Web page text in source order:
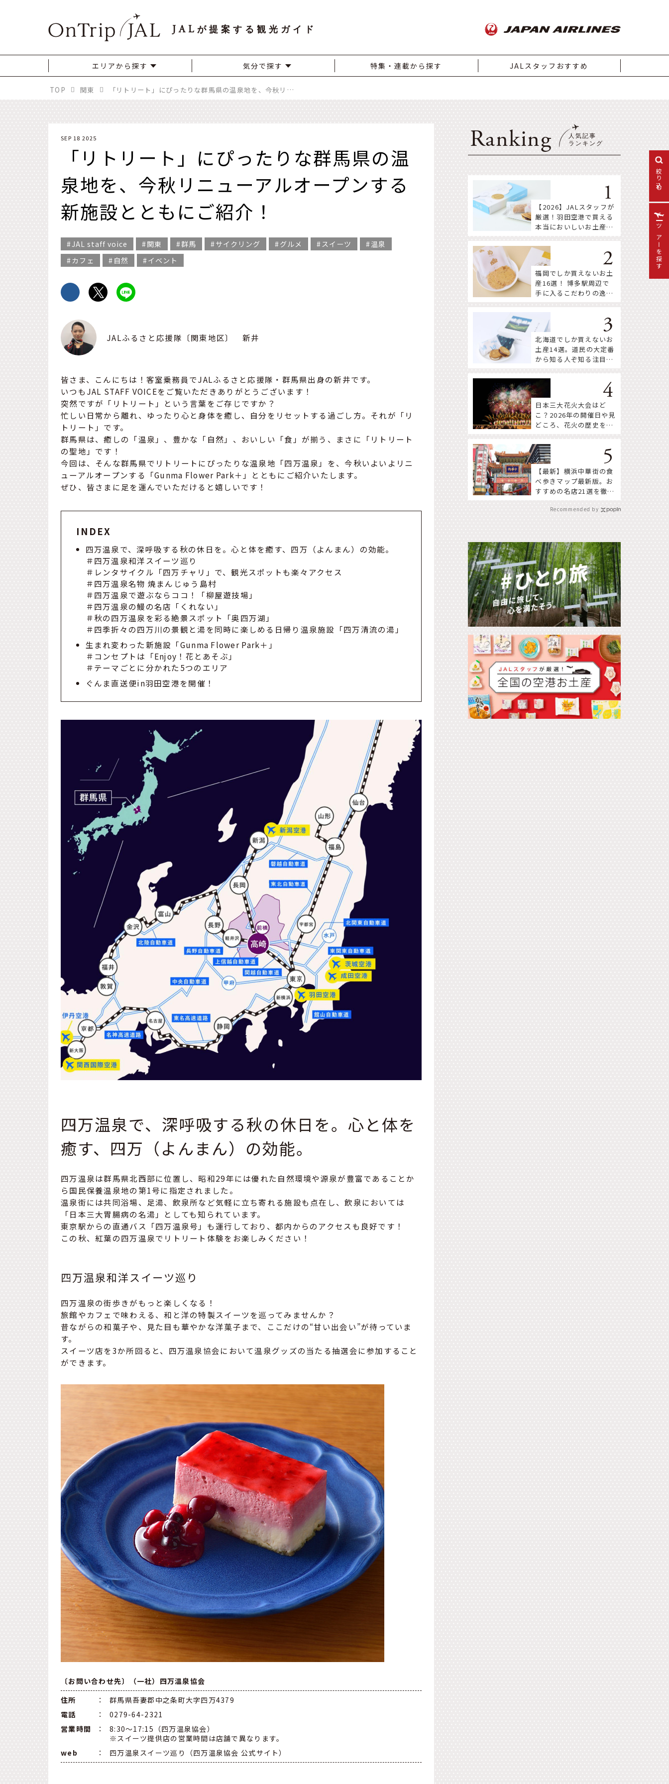
絞り込む
JAL が提案する観光ガイド
エリアから探す 気分で探す 特集・連載から探す JALスタッフおすすめ
TOP 関東 「リトリート」にぴったりな群馬県の温泉地を、今秋リニューアルオープンする新施設とともにご紹介！
SEP 18 2025
「リトリート」にぴったりな群馬県の温
泉地を、今秋リニューアルオープンする
新施設とともにご紹介！
JAL staff voice 関東 群馬 サイクリング グルメ スイーツ
温泉
カフェ
自然 イベント
JALふるさと応援隊〔関東地区〕 新井
皆さま、こんにちは！客室乗務員でJALふるさと応援隊・群馬県出身の新井です。
いつもJAL STAFF VOICEをご覧いただきありがとうございます！
突然ですが「リトリート」という言葉をご存じですか？
忙しい日常から離れ、ゆったり心と身体を癒し、自分をリセットする過ごし方。それが「リ
トリート」です。
群馬県は、癒しの「温泉」、豊かな「自然」、おいしい「食」が揃う、まさに「リトリート
の聖地」です！
今回は、そんな群馬県でリトリートにぴったりな温泉地「四万温泉」を、今秋いよいよリニ
ューアルオープンする「Gunma Flower Park＋」とともにご紹介いたします。
ぜひ、皆さまに足を運んでいただけると嬉しいです！
INDEX
四万温泉で、深呼吸する秋の休日を。心と体を癒す、四万（よんまん）の効能。
＃四万温泉和洋スイーツ巡り
＃レンタサイクル「四万チャリ」で、観光スポットも楽々アクセス
＃四万温泉名物 焼まんじゅう島村
＃四万温泉で遊ぶならココ！「柳屋遊技場」
＃四万温泉の鰻の名店「くれない」
＃秋の四万温泉を彩る絶景スポット「奥四万湖」
＃四季折々の四万川の景観と湯を同時に楽しめる日帰り温泉施設「四万清流の湯」
生まれ変わった新施設「Gunma Flower Park＋」
＃コンセプトは「Enjoy！花とあそぶ」
＃テーマごとに分かれた5つのエリア
ぐんま直送便in羽田空港を開催！
四万温泉で、深呼吸する秋の休日を。心と体を
癒す、四万（よんまん）の効能。
四万温泉は群馬県北西部に位置し、昭和29年には優れた自然環境や源泉が豊富であることか
ら国民保養温泉地の第1号に指定されました。
温泉街には共同浴場、足湯、飲泉所など気軽に立ち寄れる施設も点在し、飲泉においては
「日本三大胃腸病の名湯」としても知られています。
東京駅からの直通バス「四万温泉号」も運行しており、都内からのアクセスも良好です！
この秋、紅葉の四万温泉でリトリート体験をお楽しみください！
四万温泉和洋スイーツ巡り
四万温泉の街歩きがもっと楽しくなる！
旅館やカフェで味わえる、和と洋の特製スイーツを巡ってみませんか？
昔ながらの和菓子や、見た目も華やかな洋菓子まで、ここだけの“甘い出会い”が待っていま
す。
スイーツ店を3か所回ると、四万温泉協会において温泉グッズの当たる抽選会に参加すること
ができます。
〔お問い合わせ先〕（一社）四万温泉協会
住所
：
群馬県吾妻郡中之条町大字四万4379
電話
：
0279-64-2321
営業時間
：
8:30〜17:15（四万温泉協会）
※スイーツ提供店の営業時間は店舗で異なります。
web
： 四万温泉スイーツ巡り（四万温泉協会 公式サイト）
Ranking
【2026】JALスタッフが
厳選！羽田空港で買える
本当においしいお土産18
福岡でしか買えないお土
産16選！ 博多駅周辺で
手に入るこだわりの逸品
北海道でしか買えないお
土産14選。道民の大定番
から知る人ぞ知る注目株
日本三大花火大会はど
こ？2026年の開催日や見
どころ、花火の歴史を知
【最新】横浜中華街の食
べ歩きマップ最新版。お
すすめの名店21選を徹底
Recommended by
ツアーを探す